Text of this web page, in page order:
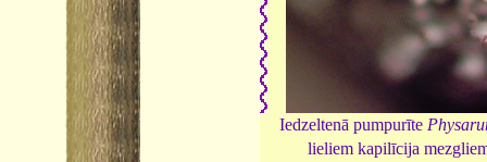
Iedzeltenā pumpurīte
lieliem kapilīcija